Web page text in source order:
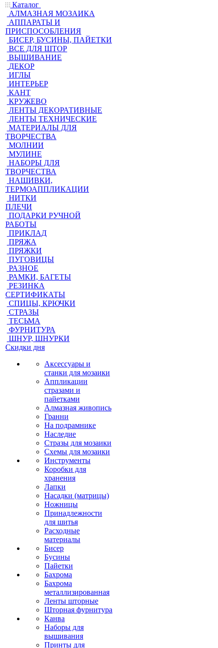
Каталог
АЛМАЗНАЯ МОЗАИКА
АППАРАТЫ И
ПРИСПОСОБЛЕНИЯ
БИСЕР, БУСИНЫ, ПАЙЕТКИ
ВСЕ ДЛЯ ШТОР
ВЫШИВАНИЕ
ДЕКОР
ИГЛЫ
ИНТЕРЬЕР
КАНТ
КРУЖЕВО
ЛЕНТЫ ДЕКОРАТИВНЫЕ
ЛЕНТЫ ТЕХНИЧЕСКИЕ
МАТЕРИАЛЫ ДЛЯ
ТВОРЧЕСТВА
МОЛНИИ
МУЛИНЕ
НАБОРЫ ДЛЯ
ТВОРЧЕСТВА
НАШИВКИ,
ТЕРМОАППЛИКАЦИИ
НИТКИ
ПЛЕЧИ
ПОДАРКИ РУЧНОЙ
РАБОТЫ
ПРИКЛАД
ПРЯЖА
ПРЯЖКИ
ПУГОВИЦЫ
РАЗНОЕ
РАМКИ, БАГЕТЫ
РЕЗИНКА
СЕРТИФИКАТЫ
СПИЦЫ, КРЮЧКИ
СТРАЗЫ
ТЕСЬМА
ФУРНИТУРА
ШНУР, ШНУРКИ
Скидки дня
Аксессуары и
станки для мозаики
Аппликации
стразами и
пайетками
Алмазная живопись
Гранни
На подрамнике
Наследие
Стразы для мозаики
Схемы для мозаики
Инструменты
Коробки для
хранения
Лапки
Насадки (матрицы)
Ножницы
Принадлежности
для шитья
Расходные
материалы
Бисер
Бусины
Пайетки
Бахрома
Бахрома
металлизированная
Ленты шторные
Шторная фурнитура
Канва
Наборы для
вышивания
Принты для